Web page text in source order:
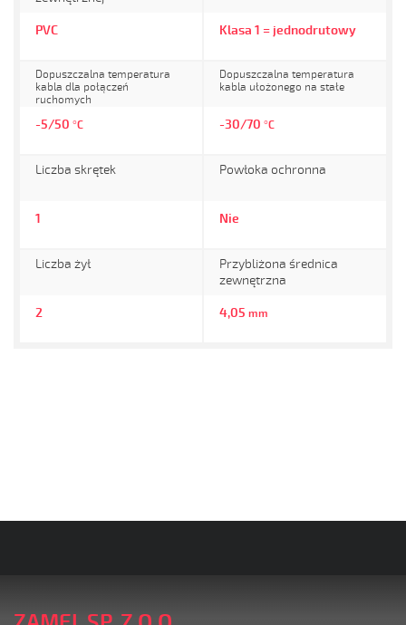
PVC Klasa 1 = jednodrutowy
Dopuszczalna temperatura
kabla dla połączeń
ruchomych
-5/50 °C
Dopuszczalna temperatura
kabla ułożonego na stałe
-30/70 °C
Liczba skrętek
1
Powłoka ochronna
Nie
Liczba żył
2
Przybliżona średnica
zewnętrzna
4,05 mm